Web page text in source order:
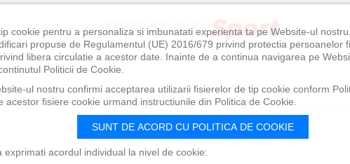
cookie pentru a personaliza si imbunatati experienta ta pe Website-ul
propuse de Regulamentul (UE) 2016/679 privind protectia persoanelor
libera circulatie a acestor date. Inainte de a continua navigarea pe
Politicii de Cookie.
ul nostru confirmi acceptarea utilizarii fisierelor de tip cookie conform
fisiere cookie urmand instructiunile din Politica de Cookie.
SUNT DE ACORD CU POLITICA DE COOKIE
acordul individual la nivel de cookie: